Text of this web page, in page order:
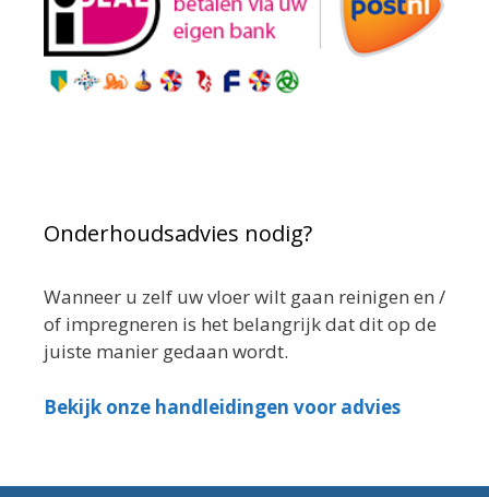
Onderhoudsadvies nodig?
Wanneer u zelf uw vloer wilt gaan reinigen en /
of impregneren is het belangrijk dat dit op de
juiste manier gedaan wordt.
Bekijk onze handleidingen voor advies